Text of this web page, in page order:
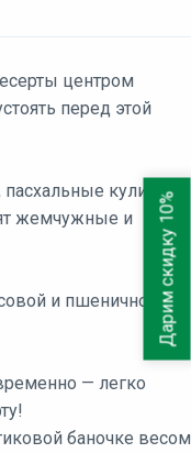
центром
перед этой
куличи —
жемчужные и
и пшеничной
— легко
баночке весом
Дарим скидку 10%